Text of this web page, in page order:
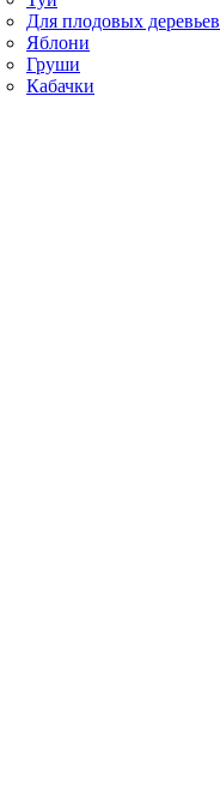
Для плодовых деревьев
Яблони
Груши
Кабачки